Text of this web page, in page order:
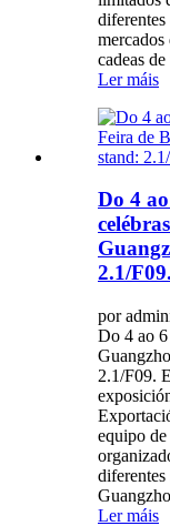
diferentes
mercados
cadeas
Ler máis
Do 4
2.1/F09.
por
Do 4 ao 6
2.1/F09.
equipo de
diferentes
Ler máis